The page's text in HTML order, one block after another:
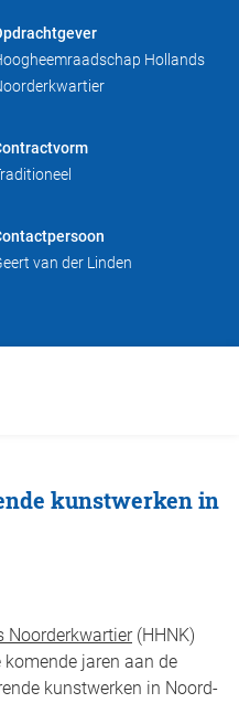
Hollands
van der Linden
kunstwerken in
Noorderkwartier(HHNK)
komende jaren aan de
kunstwerken in Noord-